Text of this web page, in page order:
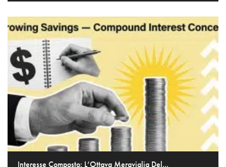
Interesse Composto: L’Ottava Meraviglia Del...